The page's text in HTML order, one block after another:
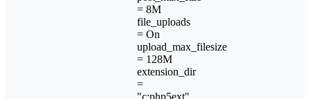
= 8M
file_uploads
= On
upload_max_filesize
= 128M
extension_dir
=
"c:php5ext"